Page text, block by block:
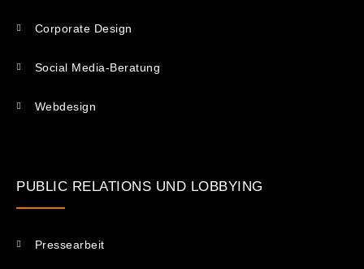
Corporate Design
Social Media-Beratung
Webdesign
PUBLIC RELATIONS UND LOBBYING
Pressearbeit